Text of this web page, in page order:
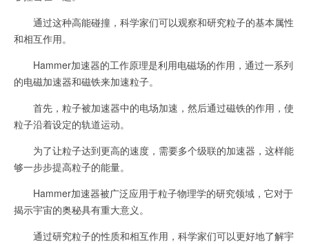
通过这种高能碰撞，科学家们可以观察和研究粒子的基本属性
和相互作用。
Hammer加速器的工作原理是利用电磁场的作用，通过一系列
的电磁加速器和磁铁来加速粒子。
首先，粒子被加速器中的电场加速，然后通过磁铁的作用，使
粒子沿着设定的轨道运动。
为了让粒子达到更高的速度，需要多个级联的加速器，这样能
够一步步提高粒子的能量。
Hammer加速器被广泛应用于粒子物理学的研究领域，它对于
揭示宇宙的奥秘具有重大意义。
通过研究粒子的性质和相互作用，科学家们可以更好地了解宇